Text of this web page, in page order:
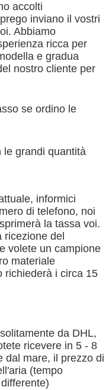
accolti
inviano il vostri
Abbiamo
ricca per
e gradua
nostro cliente per
se ordino le
le grandi quantità
informici
di telefono, noi
la tassa voi.
del
volete un campione
materiale
richiederà i circa 15
da DHL,
ricevere in 5 - 8
dal mare, il prezzo di
(tempo